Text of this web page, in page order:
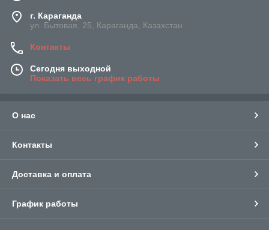
г. Караганда
ул. Бытовая, 25, Караганда, Казахстан
Контакты
Сегодня выходной
Показать весь график работы
О нас
Контакты
Доставка и оплата
График работы